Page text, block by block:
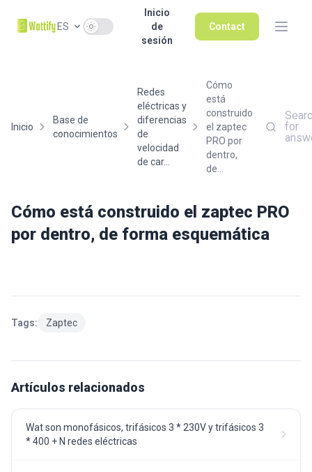
ES Use setting
Inicio
de
sesión
Contact
Inicio
Base de
conocimientos
Redes
eléctricas y
diferencias
de
velocidad
de car...
Cómo
está
construido
el zaptec
PRO por
dentro,
de...
for
Cómo está construido el zaptec PRO
por dentro, de forma esquemática
Tags: Zaptec
Artículos relacionados
Wat son monofásicos, trifásicos 3 * 230V y trifásicos 3
* 400 + N redes eléctricas